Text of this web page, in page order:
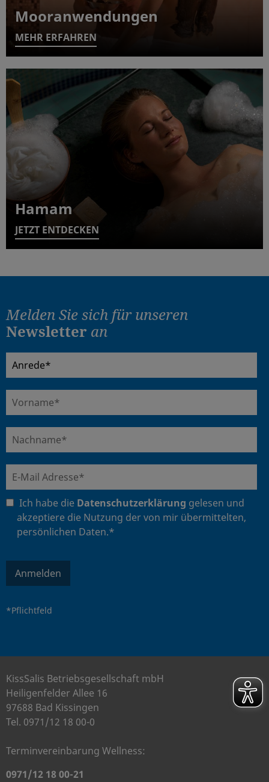
Mooranwendungen
MEHR ERFAHREN
Hamam
JETZT ENTDECKEN
Melden Sie sich fürunseren
Newsletter an
Ich habe die Datenschutzerklärung gelesen und
akzeptiere die Nutzung der von mir übermittelten,
persönlichen Daten.*
Anmelden
*Pflichtfeld
KissSalis Betriebsgesellschaft mbH
Heiligenfelder Allee 16
97688 Bad Kissingen
Tel. 0971/12 18 00-0
Terminvereinbarung Wellness:
0971/12 18 00-21